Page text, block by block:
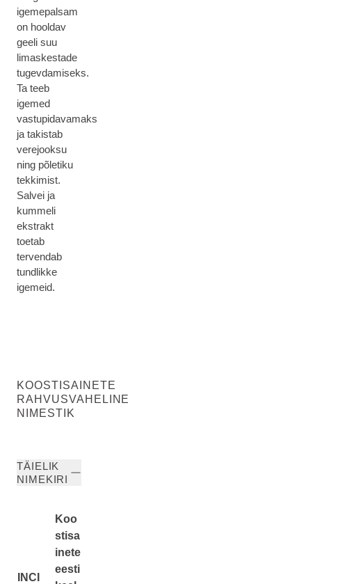
igemepalsam
on hooldav
geeli suu
limaskestade
tugevdamiseks.
Ta teeb
igemed
vastupidavamaks
ja takistab
verejooksu
ning põletiku
tekkimist.
Salvei ja
kummeli
ekstrakt
toetab
tervendab
tundlikke
igemeid.
KOOSTISAINETE
RAHVUSVAHELINE
NIMESTIK
TÄIELIK
NIMEKIRI
INCI
Koo
stisa
inete
eesti